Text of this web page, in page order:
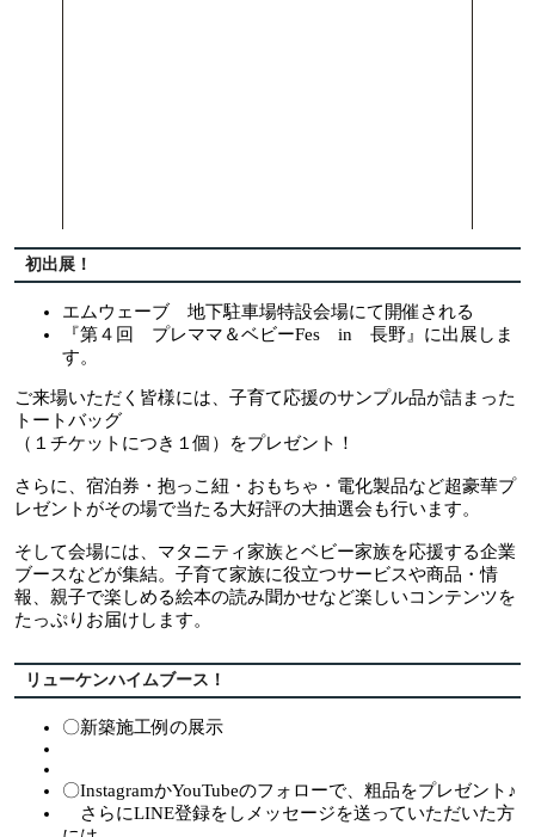
初出展！
エムウェーブ 地下駐車場特設会場にて開催される
『第４回 プレママ＆ベビーFes in 長野』に出展しま
す。
ご来場いただく皆様には、子育て応援のサンプル品が詰まった
トートバッグ
（１チケットにつき１個）をプレゼント！
さらに、宿泊券・抱っこ紐・おもちゃ・電化製品など超豪華プ
レゼントがその場で当たる大好評の大抽選会も行います。
そして会場には、マタニティ家族とベビー家族を応援する企業
ブースなどが集結。子育て家族に役立つサービスや商品・情
報、親子で楽しめる絵本の読み聞かせなど楽しいコンテンツを
たっぷりお届けします。
リューケンハイムブース！
〇新築施工例の展示
〇InstagramかYouTubeのフォローで、粗品をプレゼント♪
さらにLINE登録をしメッセージを送っていただいた方